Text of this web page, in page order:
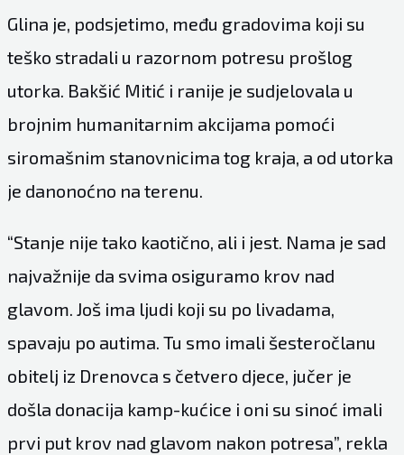
Glina je, podsjetimo, među gradovima koji su
teško stradali u razornom potresu prošlog
utorka. Bakšić Mitić i ranije je sudjelovala u
brojnim humanitarnim akcijama pomoći
siromašnim stanovnicima tog kraja, a od utorka
je danonoćno na terenu.
“Stanje nije tako kaotično, ali i jest. Nama je sad
najvažnije da svima osiguramo krov nad
glavom. Još ima ljudi koji su po livadama,
spavaju po autima. Tu smo imali šesteročlanu
obitelj iz Drenovca s četvero djece, jučer je
došla donacija kamp-kućice i oni su sinoć imali
prvi put krov nad glavom nakon potresa”, rekla